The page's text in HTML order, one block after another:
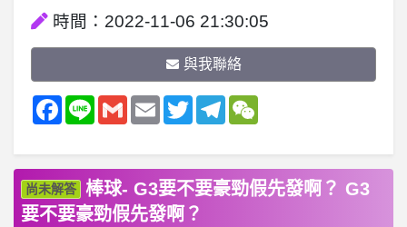
時間：2022-11-06 21:30:05
與我聯絡
Facebook
Line GmailEmail TwitterTelegramWeChat
尚未解答
棒球- G3要不要豪勁假先發啊？ G3
要不要豪勁假先發啊？